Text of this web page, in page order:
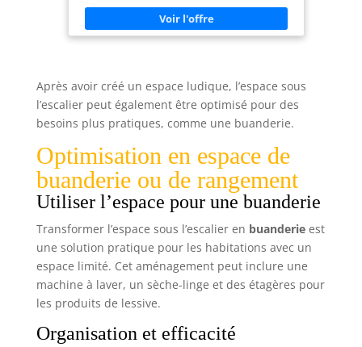
Patrouille conditionné dans une adorable mini-
valisette métallique, qui donnera envie aux
enfants d’y ranger aussi leurs trésors VOS CHIOTS
PRÉFÉRÉS - Ce jeu rassemble tous les chiots, y
essayez ces jeux amusants pour enfants 36 PAIRES
À TROUVER - Elles sont étalées faces cachées, le
1er joueur retourne 2 cartes et si les images sont
identiques, il gagne la paire et rejoue ; Si elles ne
au joueur suivant de jouer PETITE MALLETTE
TRANSPORTABLE - Parfaites pour les petites mains
à partir de 3 ans, ces tuiles cartonnées Pat
Patrouille sont livrées dans une mini-boîte en
métal pratique, pour que votre enfant puisse
l'emporter facilement à l'école ou chez des amis
Après avoir créé un espace ludique, l’espace sous
l’escalier peut également être optimisé pour des
besoins plus pratiques, comme une buanderie.
Optimisation en espace de
buanderie ou de rangement
Utiliser l’espace pour une buanderie
Transformer l’espace sous l’escalier en buanderieest
une solution pratique pour les habitations avec un
espace limité. Cet aménagement peut inclure une
machine à laver, un sèche-linge et des étagères pour
les produits de lessive.
Organisation et efficacité